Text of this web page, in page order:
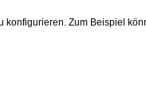
Zum Beispiel